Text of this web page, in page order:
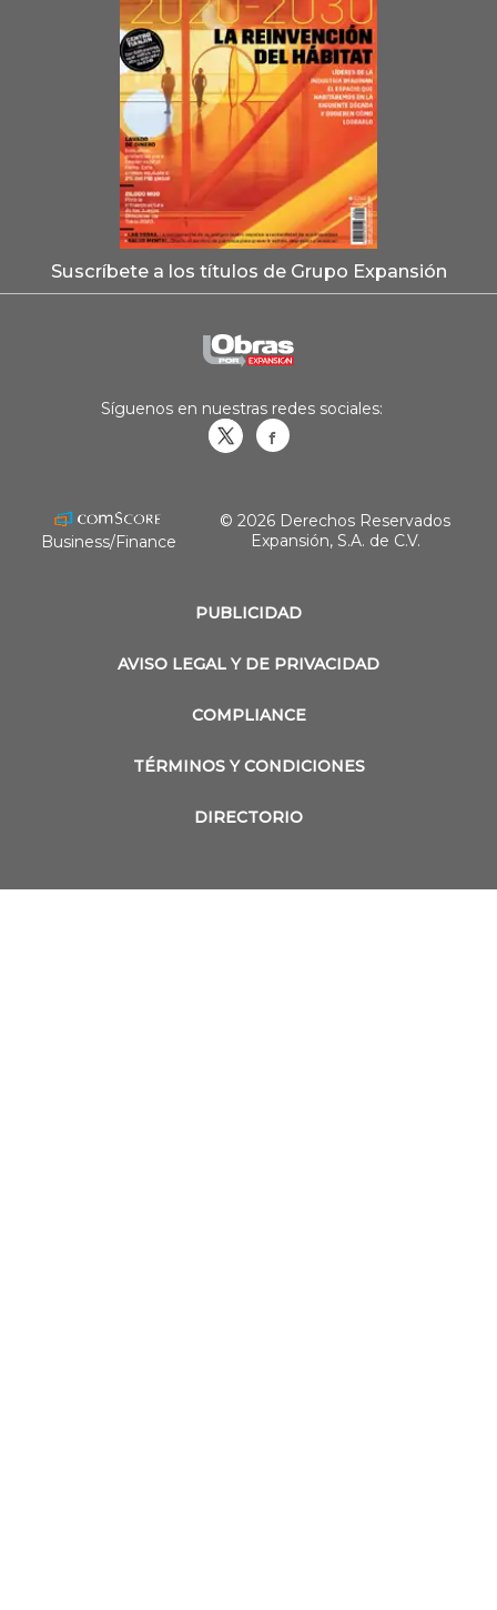
Suscríbete a los títulos de Grupo Expansión
PUBLICIDAD
AVISO LEGAL Y DE PRIVACIDAD
COMPLIANCE
TÉRMINOS Y CONDICIONES
DIRECTORIO
Síguenos en nuestras redes sociales:
Business/Finance
© 2026 Derechos Reservados
Expansión, S.A. de C.V.